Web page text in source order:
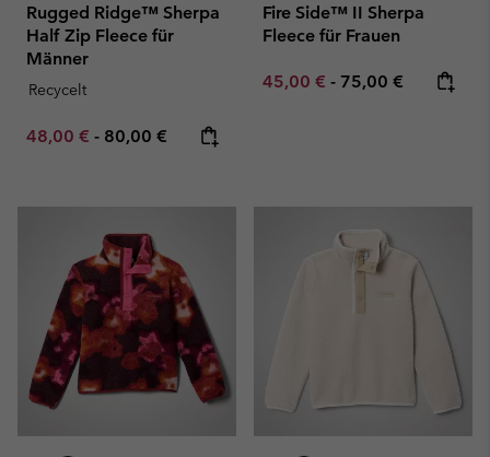
Rugged Ridge™ Sherpa
Half Zip Fleece für
Männer
Recycelt
Minimum sale price:
48,00 € - Maximum price:
80,00 €
Fire Side™ II Sherpa
Fleece für Frauen
Minimum sale price:
45,00 € - Maximum price:
75,00 €